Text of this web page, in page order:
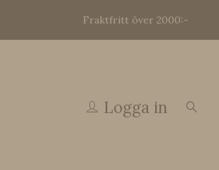
Fraktfritt över 2000:-
Logga in